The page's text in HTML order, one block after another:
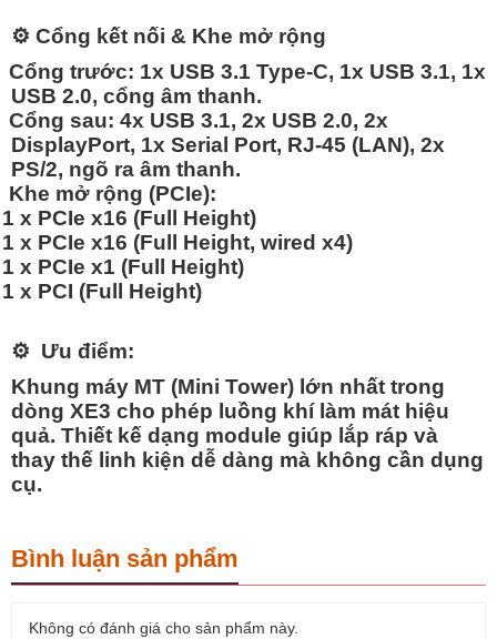
⚙️ Cổng kết nối & Khe mở rộng
Cổng trước: 1x USB 3.1 Type-C, 1x USB 3.1, 1x
USB 2.0, cổng âm thanh.
Cổng sau: 4x USB 3.1, 2x USB 2.0, 2x
DisplayPort, 1x Serial Port, RJ-45 (LAN), 2x
PS/2, ngõ ra âm thanh.
Khe mở rộng (PCIe):
1 x PCIe x16 (Full Height)
1 x PCIe x16 (Full Height, wired x4)
1 x PCIe x1 (Full Height)
1 x PCI (Full Height)
⚙️ Ưu điểm:
Khung máy MT (Mini Tower) lớn nhất trong
dòng XE3 cho phép luồng khí làm mát hiệu
quả. Thiết kế dạng module giúp lắp ráp và
thay thế linh kiện dễ dàng mà không cần dụng
cụ.
Bình luận sản phẩm
Không có đánh giá cho sản phẩm này.